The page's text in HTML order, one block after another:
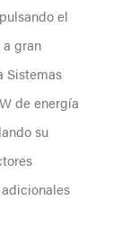
el
gran
Sistemas
de energía
su
adicionales